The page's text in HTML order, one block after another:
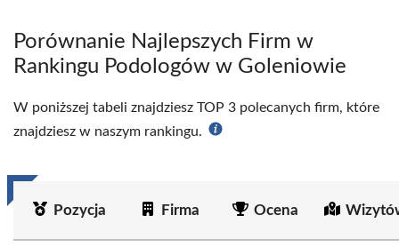
Porównanie Najlepszych Firm w
Rankingu Podologów w Goleniowie
W poniższej tabeli znajdziesz TOP 3 polecanych firm, które
znajdziesz w naszym rankingu.
Pozycja Firma Ocena